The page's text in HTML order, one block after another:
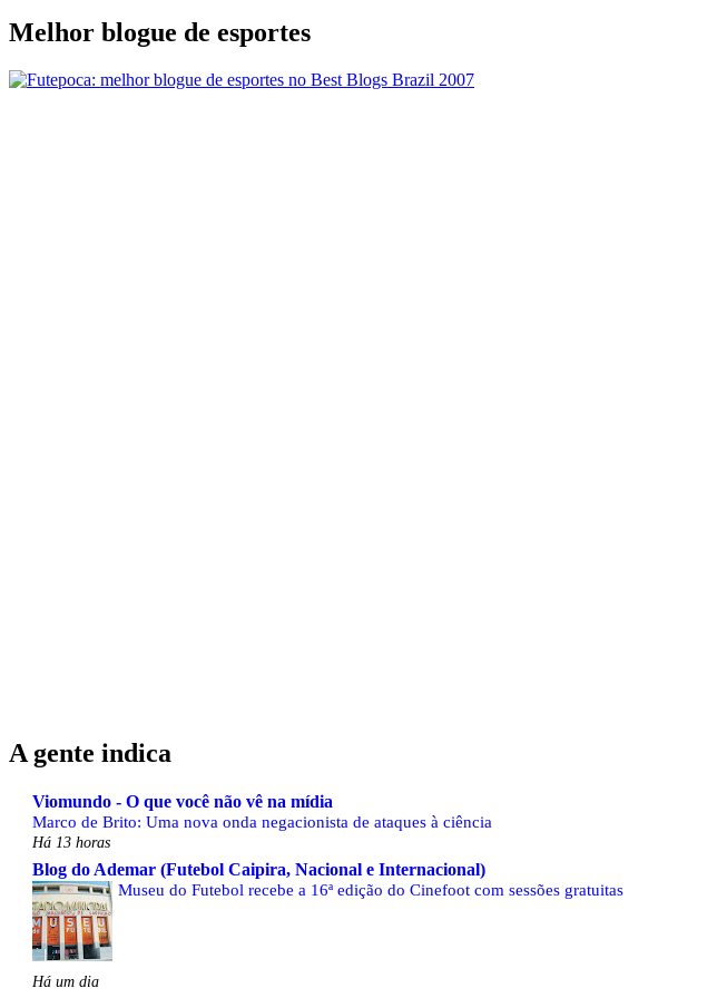
Melhor blogue de esportes
A gente indica
Viomundo - O que você não vê na mídia
Marco de Brito: Uma nova onda negacionista de ataques à ciência
Há 13 horas
Blog do Ademar (Futebol Caipira, Nacional e Internacional)
Museu do Futebol recebe a 16ª edição do Cinefoot com sessões gratuitas
Há um dia